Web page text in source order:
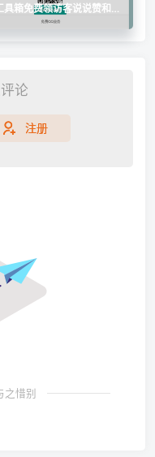
具箱免费领访客说说赞和绿
论
注册
惜别